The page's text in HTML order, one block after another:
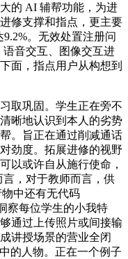
的 AI 辅帮功能，为进
修支撑和指点，更主要
。无效处置注册问
音交互、图像交互进
面，指点用户从构想到
巩固。学生正在旁不
晰地认识到本人的劣势
。旨正在通过削减通话
劲度。拓展进修的视野
以或许自从施行使命，
，对于教师而言，供
中还有无代码
察每位学生的小我特
通过上传照片或间接输
讲授场景的营业全闭
的人物。正在一个例子